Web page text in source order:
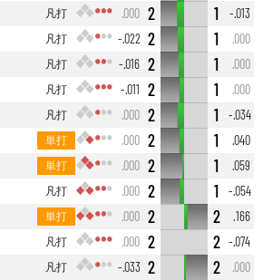
凡打 .000 2 1
-.013
凡打 -.022 2 1
.000
凡打 -.016 2 1
.000
凡打 -.011 2 1
.000
凡打 .000 2 1
-.034
単打 .000 2 1
.040
単打 .000 2 1
.059
凡打 .000 2 1
-.054
単打 .000 2 2
.166
凡打 .000 2 2 -.074
凡打 -.033 2 2
.000